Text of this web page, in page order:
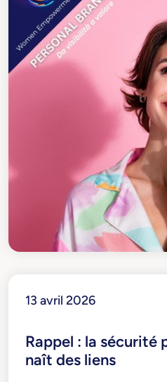
13 avril 2026
Rappel : la sécurité
naît des liens